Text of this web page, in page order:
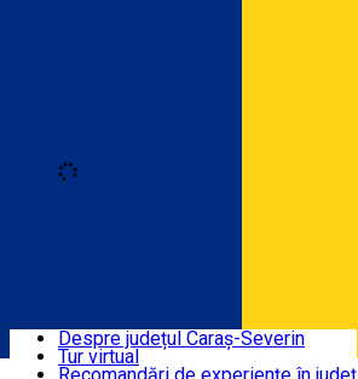
Trasee turistice
Despre județul Caraș-Severin
Tur virtual